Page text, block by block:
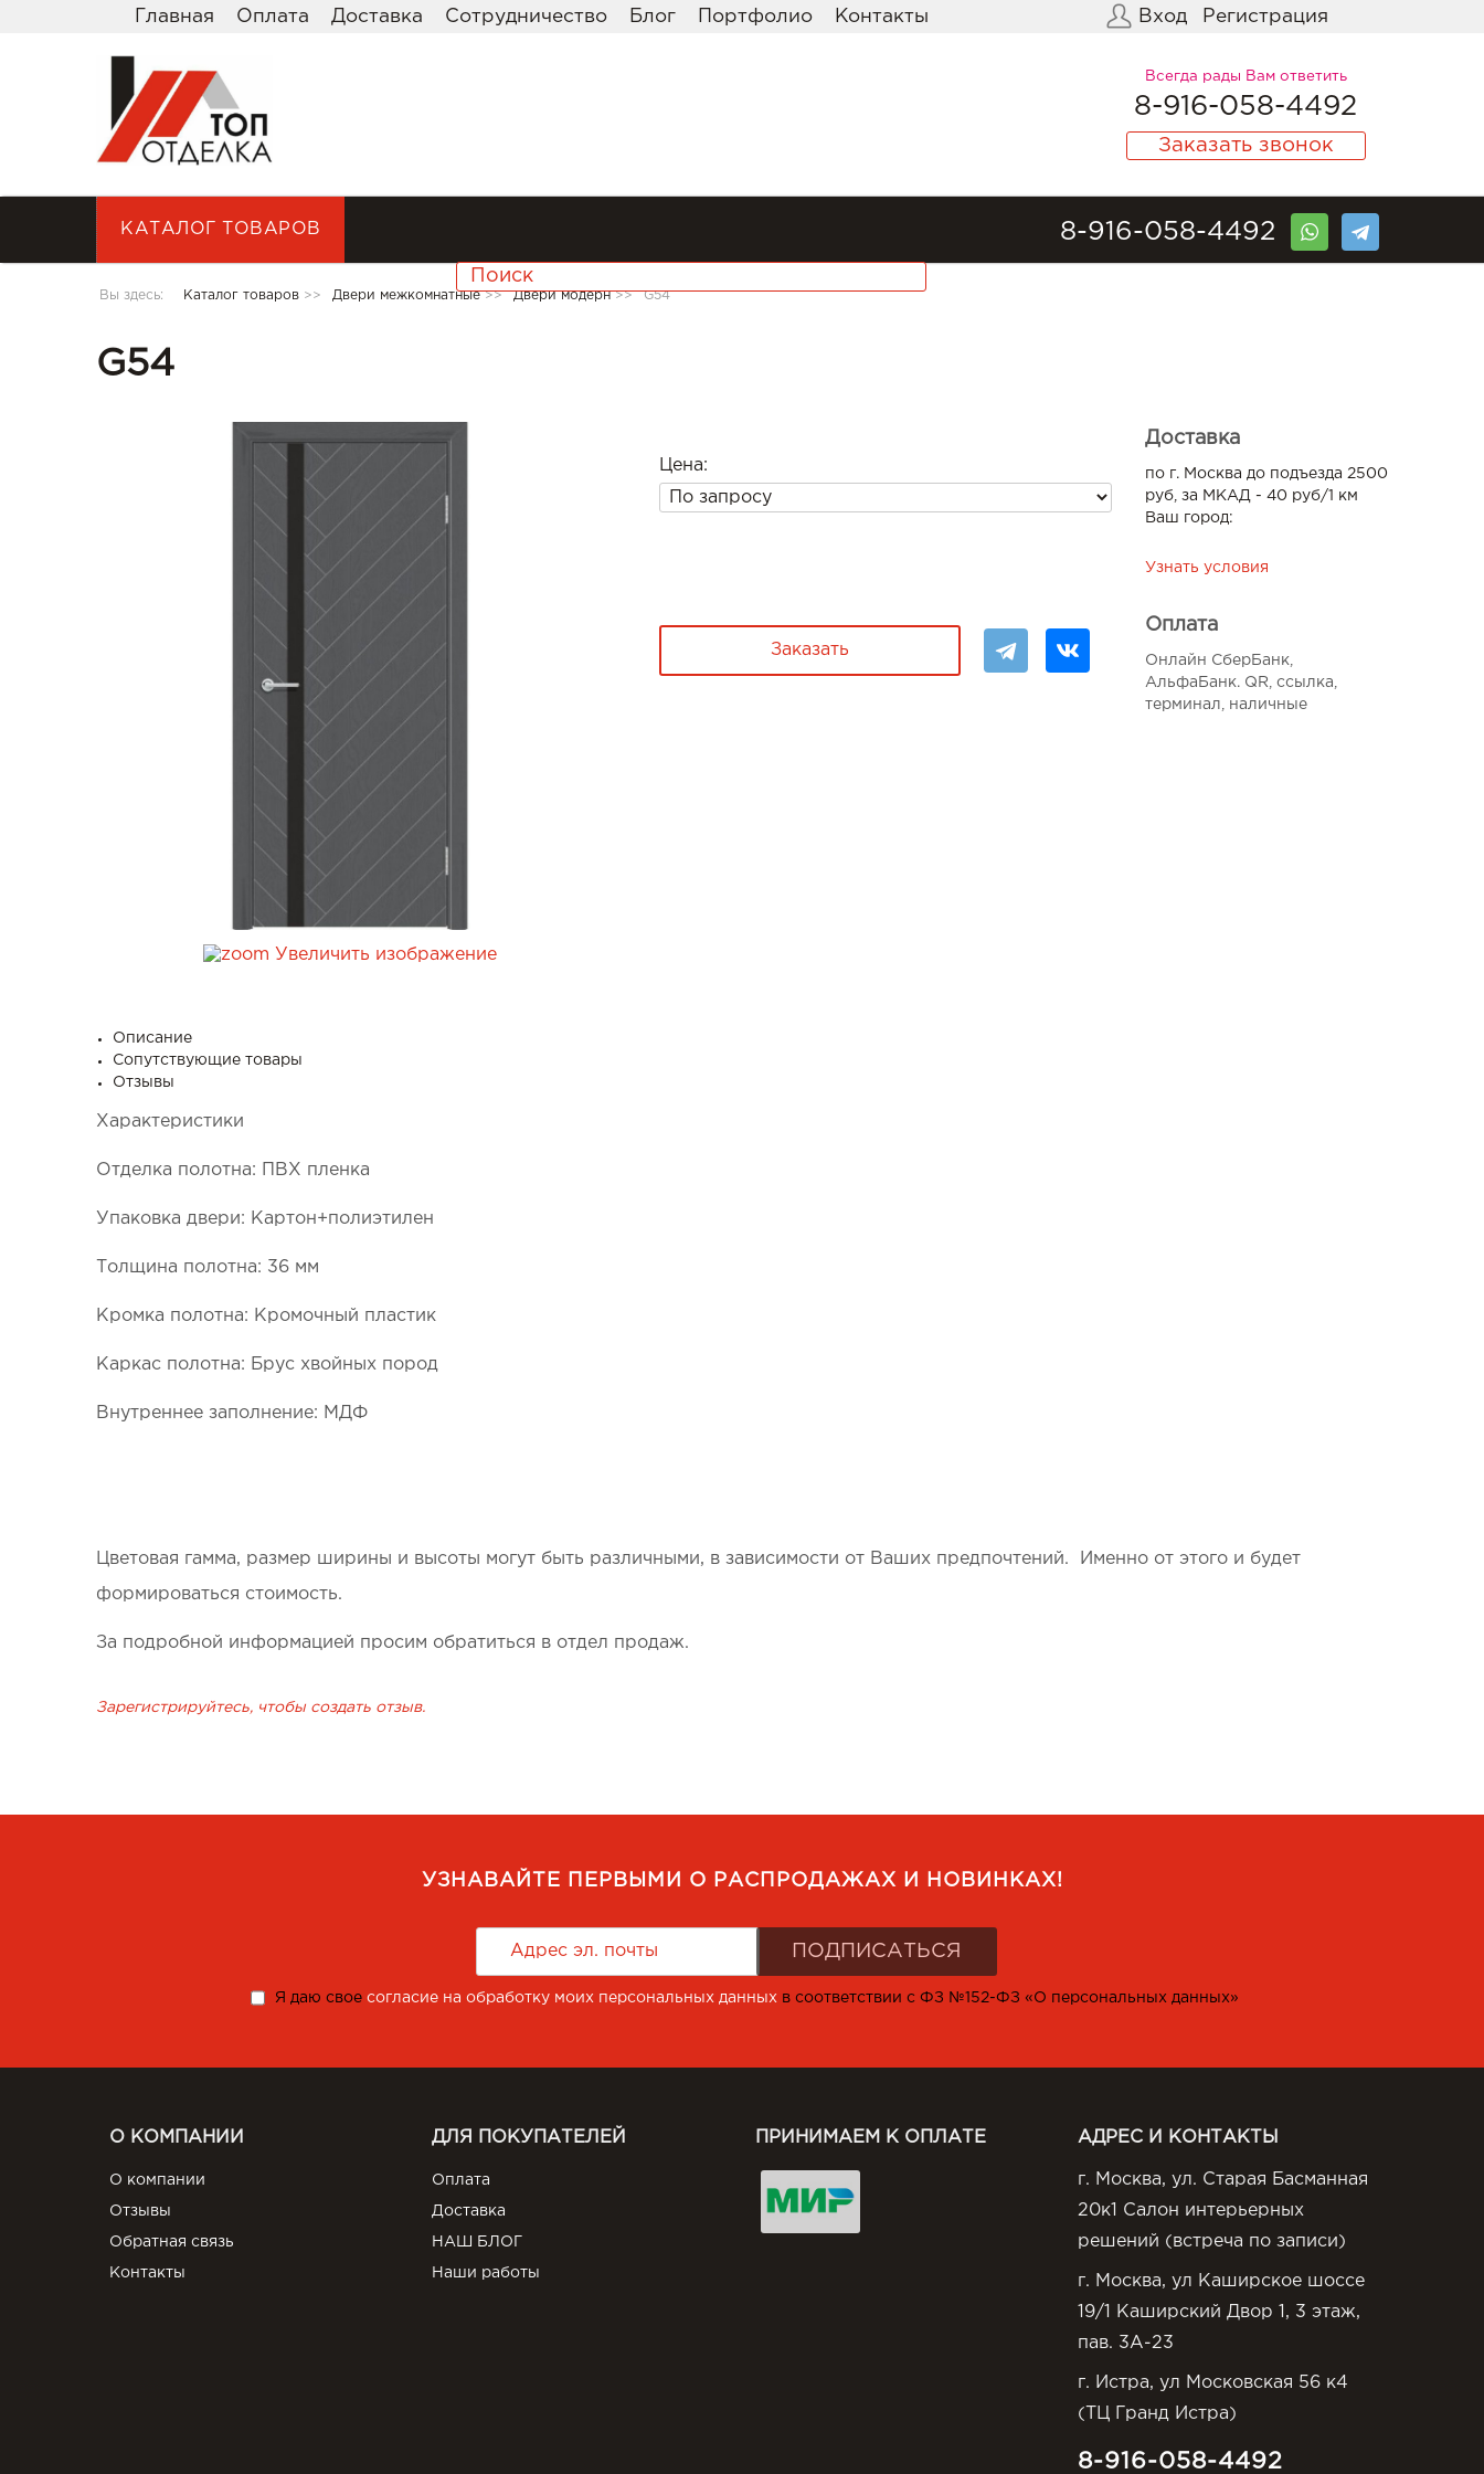
Главная Оплата Доставка Сотрудничество Блог Портфолио Контакты Вход Регистрация
Всегда рады Вам ответить
8-916-058-4492
Заказать звонок
КАТАЛОГ ТОВАРОВ 8-916-058-4492
Вы здесь: Каталог товаров >> Двери межкомнатные >> Двери модерн >> G54
G54
Увеличить изображение
Цена:
Заказать
Доставка
по г. Москва до подъезда 2500
руб, за МКАД - 40 руб/1 км
Ваш город:
Узнать условия
Оплата
Онлайн СберБанк,
АльфаБанк. QR, ссылка,
терминал, наличные
Описание
Сопутствующие товары
Отзывы
Характеристики
Отделка полотна: ПВХ пленка
Упаковка двери: Картон+полиэтилен
Толщина полотна: 36 мм
Кромка полотна: Кромочный пластик
Каркас полотна: Брус хвойных пород
Внутреннее заполнение: МДФ
Цветовая гамма, размер ширины и высоты могут быть различными, в зависимости от Ваших предпочтений. Именно от этого и будет
формироваться стоимость.
За подробной информацией просим обратиться в отдел продаж.
Зарегистрируйтесь, чтобы создать отзыв.
УЗНАВАЙТЕ ПЕРВЫМИ О РАСПРОДАЖАХ И НОВИНКАХ!
Я даю свое согласие на обработку моих персональных данных в соответствии с ФЗ №152-ФЗ «О персональных данных»
О КОМПАНИИ
О компании
Отзывы
Обратная связь
Контакты
ДЛЯ ПОКУПАТЕЛЕЙ
Оплата
Доставка
НАШ БЛОГ
Наши работы
ПРИНИМАЕМ К ОПЛАТЕ АДРЕС И КОНТАКТЫ
г. Москва, ул. Старая Басманная
20к1 Салон интерьерных
решений (встреча по записи)
г. Москва, ул Каширское шоссе
19/1 Каширский Двор 1, 3 этаж,
пав. 3А-23
г. Истра, ул Московская 56 к4
(ТЦ Гранд Истра)
8-916-058-4492